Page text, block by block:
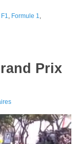
F1, Formule 1,
Prix